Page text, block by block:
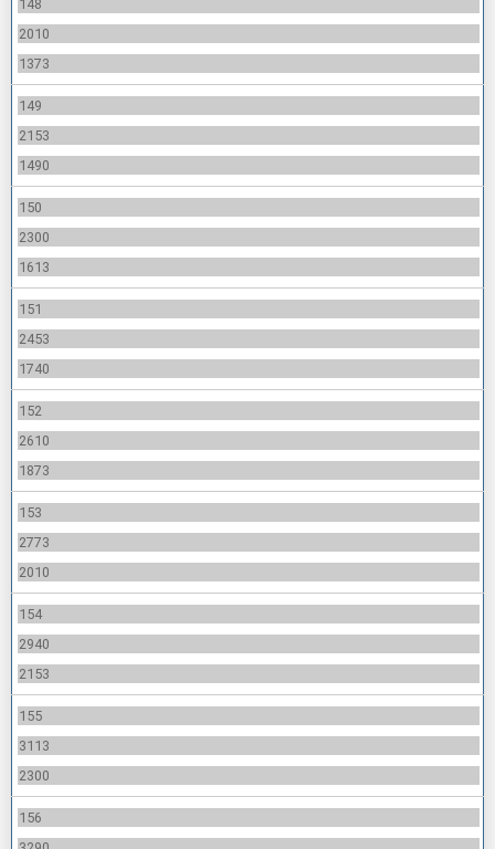
148
2010
1373
149
2153
1490
150
2300
1613
151
2453
1740
152
2610
1873
153
2773
2010
154
2940
2153
155
3113
2300
156